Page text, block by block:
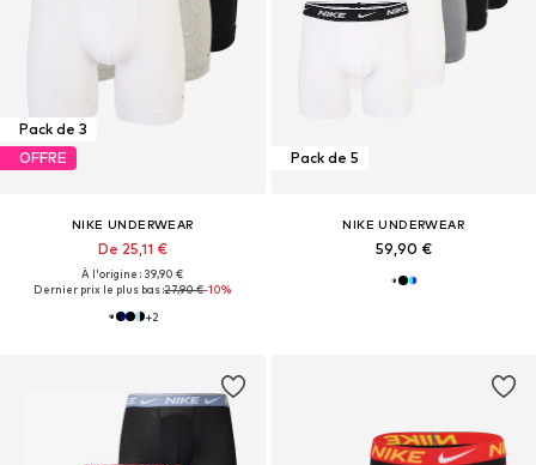
Pack de 3
OFFRE
NIKE UNDERWEAR
De 25,11 €
À l'origine : 39,90 €
Dernier prix le plus bas :27,90 €-10%
+2
Pack de 5
NIKE UNDERWEAR
59,90 €